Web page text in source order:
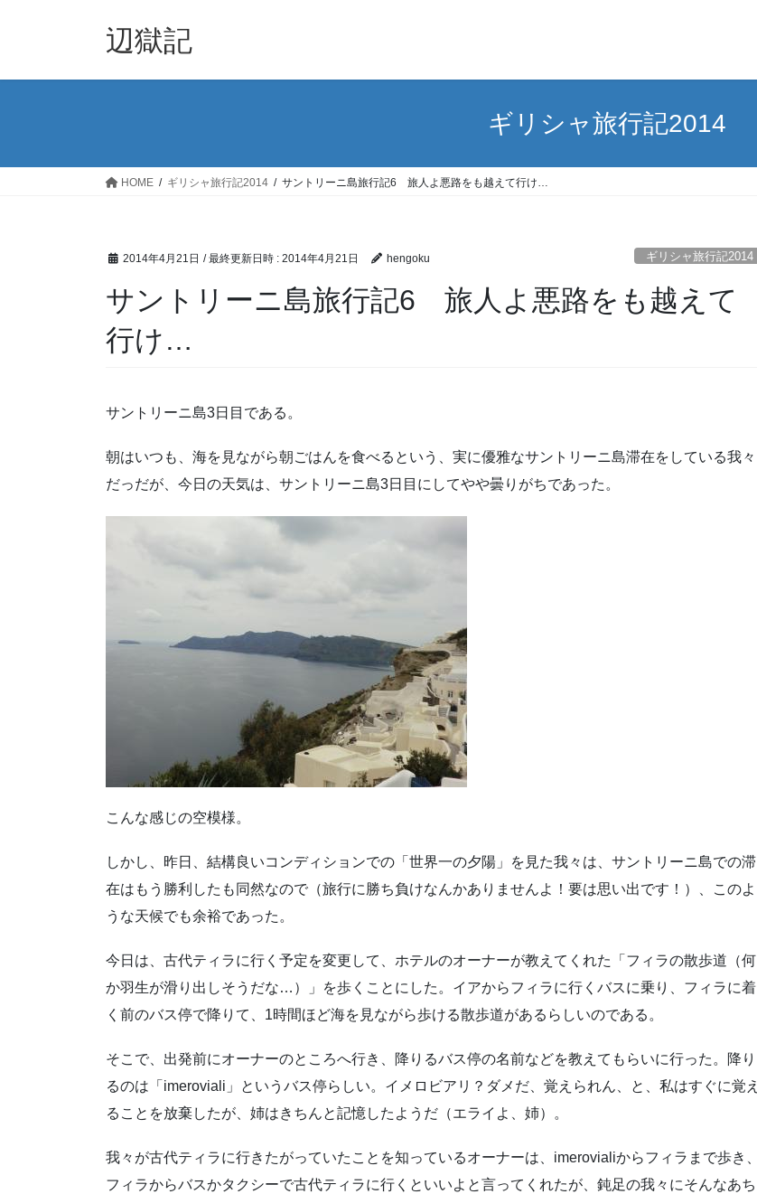
辺獄記
ギリシャ旅行記2014
HOME ギリシャ旅行記2014 サントリーニ島旅行記6 旅人よ悪路をも越えて行け…
2014年4月21日 / 最終更新日時 : 2014年4月21日 hengoku ギリシャ旅行記2014
サントリーニ島旅行記6 旅人よ悪路をも越えて
行け…
サントリーニ島3日目である。
朝はいつも、海を見ながら朝ごはんを食べるという、実に優雅なサントリーニ島滞在をしている我々
だっだが、今日の天気は、サントリーニ島3日目にしてやや曇りがちであった。
こんな感じの空模様。
しかし、昨日、結構良いコンディションでの「世界一の夕陽」を見た我々は、サントリーニ島での滞
在はもう勝利したも同然なので（旅行に勝ち負けなんかありませんよ！要は思い出です！）、このよ
うな天候でも余裕であった。
今日は、古代ティラに行く予定を変更して、ホテルのオーナーが教えてくれた「フィラの散歩道（何
か羽生が滑り出しそうだな…）」を歩くことにした。イアからフィラに行くバスに乗り、フィラに着
く前のバス停で降りて、1時間ほど海を見ながら歩ける散歩道があるらしいのである。
そこで、出発前にオーナーのところへ行き、降りるバス停の名前などを教えてもらいに行った。降り
るのは「imeroviali」というバス停らしい。イメロビアリ？ダメだ、覚えられん、と、私はすぐに覚え
ることを放棄したが、姉はきちんと記憶したようだ（エライよ、姉）。
我々が古代ティラに行きたがっていたことを知っているオーナーは、imerovialiからフィラまで歩き、
フィラからバスかタクシーで古代ティラに行くといいよと言ってくれたが、鈍足の我々にそんなあち